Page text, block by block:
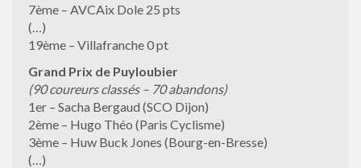
7ème – AVCAix Dole 25 pts
(…)
19ème – Villafranche 0 pt
Grand Prix de Puyloubier
(90 coureurs classés – 70 abandons)
1er – Sacha Bergaud (SCO Dijon)
2ème – Hugo Théo (Paris Cyclisme)
3ème – Huw Buck Jones (Bourg-en-Bresse)
(…)